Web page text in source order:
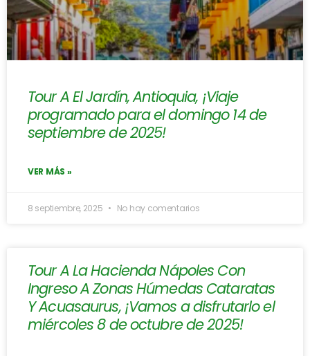
Tour A El Jardín, Antioquia, ¡Viaje
programado para el domingo 14 de
septiembre de 2025!
VER MÁS »
8 septiembre, 2025 No hay comentarios
Tour A La Hacienda Nápoles Con
Ingreso A Zonas Húmedas Cataratas
Y Acuasaurus, ¡Vamos a disfrutarlo el
miércoles 8 de octubre de 2025!